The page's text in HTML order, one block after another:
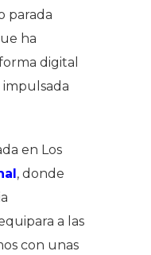
parada
ha
digital
en Los
, donde
a las
con unas